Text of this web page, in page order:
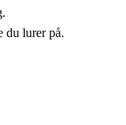
du lurer på.